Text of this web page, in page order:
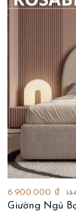
6.900.000 ₫
Giường Ngủ